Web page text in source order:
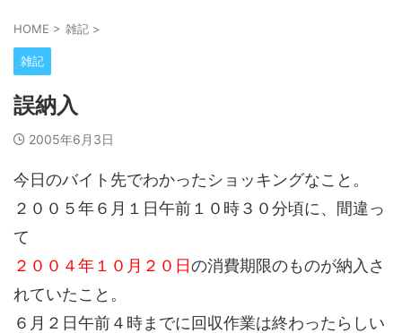
HOME > 雑記 >
雑記
誤納入
2005年6月3日
今日のバイト先でわかったショッキングなこと。
２００５年６月１日午前１０時３０分頃に、間違っ
て
２００４年１０月２０日の消費期限のものが納入さ
れていたこと。
６月２日午前４時までに回収作業は終わったらしい